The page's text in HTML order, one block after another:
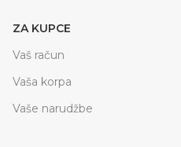
ZA KUPCE
Vaš račun
Vaša korpa
Vaše narudžbe